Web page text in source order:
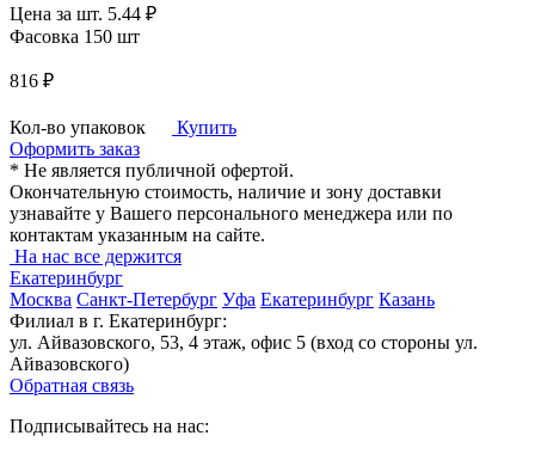
Цена за шт. 5.44 ₽
Фасовка 150 шт
816 ₽
Кол-во упаковок
Купить
Оформить заказ
* Не является публичной офертой.
Окончательную стоимость, наличие и зону доставки
узнавайте у Вашего персонального менеджера или по
контактам указанным на сайте.
На нас все держится
Екатеринбург
Москва Санкт-Петербург Уфа Екатеринбург Казань
Филиал в г. Екатеринбург:
ул. Айвазовского, 53, 4 этаж, офис 5 (вход со стороны ул.
Айвазовского)
Обратная связь
Подписывайтесь на нас: